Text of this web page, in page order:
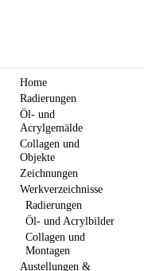
Home
Radierungen
Öl- und
Acrylgemälde
Collagen und
Objekte
Zeichnungen
Werkverzeichnisse
Radierungen
Öl- und Acrylbilder
Collagen und
Montagen
Austellungen &